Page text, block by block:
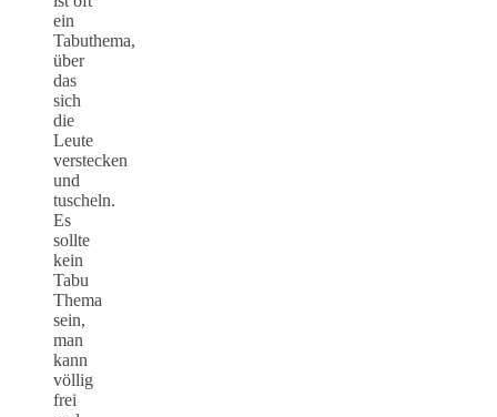
ein
Tabuthema,
über
das
sich
die
Leute
verstecken
und
tuscheln.
Es
sollte
kein
Tabu
Thema
sein,
man
kann
völlig
frei